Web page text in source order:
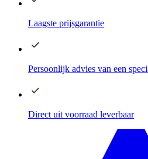
Laagste prijsgarantie
Persoonlijk advies van een
Direct uit voorraad leverbaar